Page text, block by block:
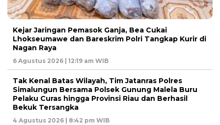
Kejar Jaringan Pemasok Ganja, Bea Cukai
Lhokseumawe dan Bareskrim Polri Tangkap Kurir di
Nagan Raya
6 Agustus 2026 | 12:19 am WIB
Tak Kenal Batas Wilayah, Tim Jatanras Polres
Simalungun Bersama Polsek Gunung Malela Buru
Pelaku Curas hingga Provinsi Riau dan Berhasil
Bekuk Tersangka
4 Agustus 2026 | 8:42 pm WIB